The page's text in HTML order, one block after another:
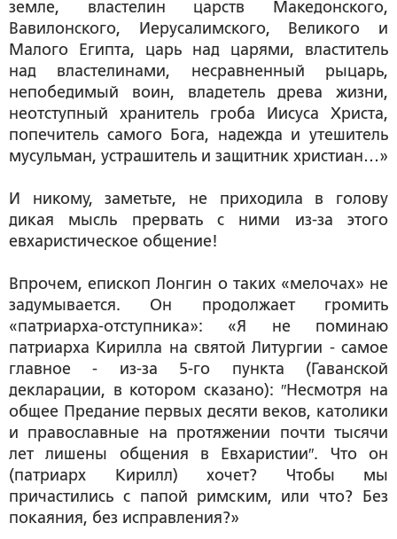
земле, властелин царств Македонского,
Вавилонского, Иерусалимского, Великого и
Малого Египта, царь над царями, властитель
над властелинами, несравненный рыцарь,
непобедимый воин, владетель древа жизни,
неотступный хранитель гроба Иисуса Христа,
попечитель самого Бога, надежда и утешитель
мусульман, устрашитель и защитник христиан…»
И никому, заметьте, не приходила в голову
дикая мысль прервать с ними из-за этого
евхаристическое общение!
Впрочем, епископ Лонгин о таких «мелочах» не
задумывается. Он продолжает громить
«патриарха-отступника»: «Я не поминаю
патриарха Кирилла на святой Литургии - самое
главное - из-за 5-го пункта (Гаванской
декларации, в котором сказано): ″Несмотря на
общее Предание первых десяти веков, католики
и православные на протяжении почти тысячи
лет лишены общения в Евхаристии″. Что он
(патриарх Кирилл) хочет? Чтобы мы
причастились с папой римским, или что? Без
покаяния, без исправления?»